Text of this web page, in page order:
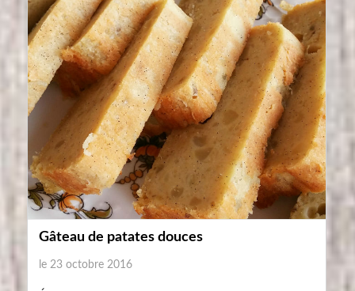
Gâteau de patates douces
le 23 octobre 2016